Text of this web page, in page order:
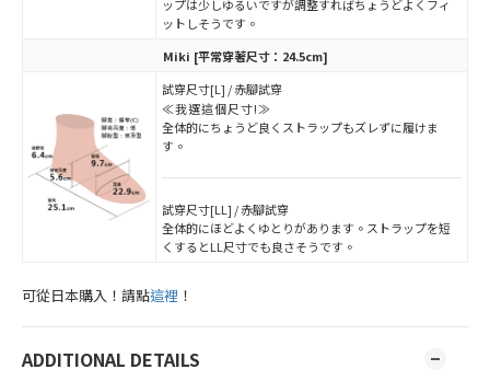
ップは少しゆるいですが調整すればちょうどよくフィ
ットしそうです。
Miki [平常穿著尺寸：24.5cm]
試穿尺寸[L] / 赤腳試穿
≪我選這個尺寸!≫
全体的にちょうど良くストラップもズレずに履けま
す。
試穿尺寸[LL] / 赤腳試穿
全体的にほどよくゆとりがあります。ストラップを短
くするとLL尺寸でも良さそうです。
可從日本購入！請點這裡 ！
ADDITIONAL DETAILS